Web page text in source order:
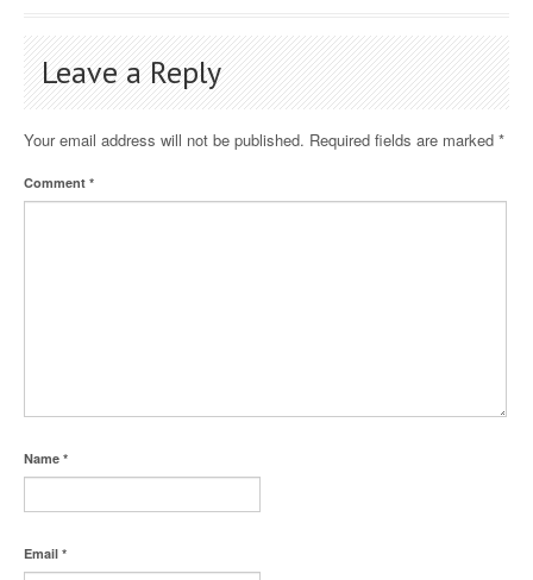
Leave a Reply
Your email address will not be published. Required fields are marked *
Comment *
Name *
Email *